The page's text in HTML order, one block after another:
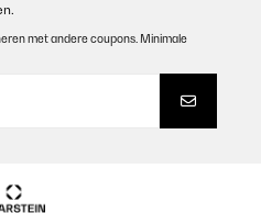
met andere coupons. Minimale